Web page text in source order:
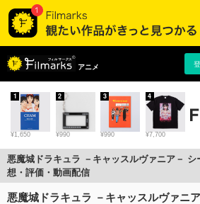
アニメ
¥1,650
1
¥990
2
¥990
3
¥7,700
4
悪魔城ドラキュラ －キャッスルヴァニア－
想・評価・動画配信
悪魔城ドラキュラ －キャッスルヴァニ